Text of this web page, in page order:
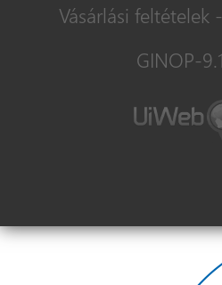
Vásárlási feltételek -
GINOP-